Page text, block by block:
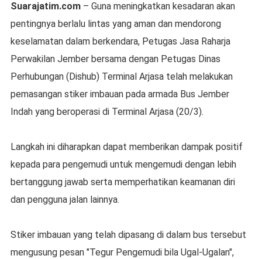
Suarajatim.com– Guna meningkatkan kesadaran akan
pentingnya berlalu lintas yang aman dan mendorong
keselamatan dalam berkendara, Petugas Jasa Raharja
Perwakilan Jember bersama dengan Petugas Dinas
Perhubungan (Dishub) Terminal Arjasa telah melakukan
pemasangan stiker imbauan pada armada Bus Jember
Indah yang beroperasi di Terminal Arjasa (20/3).
Langkah ini diharapkan dapat memberikan dampak positif
kepada para pengemudi untuk mengemudi dengan lebih
bertanggung jawab serta memperhatikan keamanan diri
dan pengguna jalan lainnya.
Stiker imbauan yang telah dipasang di dalam bus tersebut
mengusung pesan "Tegur Pengemudi bila Ugal-Ugalan",